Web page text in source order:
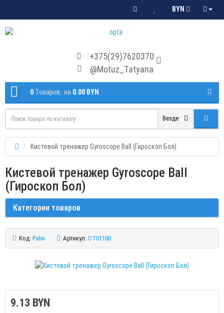
BYN
+375(29)7620370
@Motuz_Tatyana
0 Tоваров, на 0.00 BYN
Везде
Кистевой тренажер Gyroscope Ball (Гироскоп Бол)
Кистевой тренажер Gyroscope Ball
(Гироскоп Бол)
Категории товаров
Код: Palm Артикул: CT01100
9.13 BYN